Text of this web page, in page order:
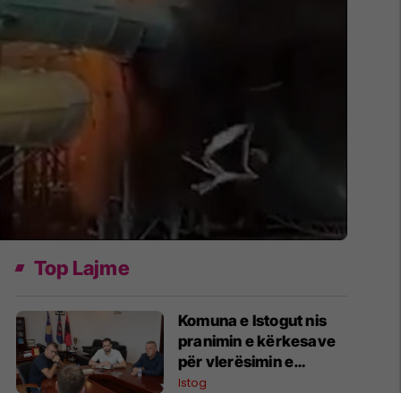
Top Lajme
Komuna e Istogut nis
pranimin e kërkesave
për vlerësimin e
dëmeve nga breshëri
Istog